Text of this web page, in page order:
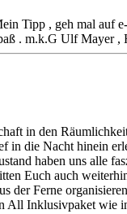
Tipp , geh mal auf
. m.k.G Ulf Mayer ,
in den
die Nacht hinein
haben uns alle
Euch auch
Ferne
All Inklusivpaket